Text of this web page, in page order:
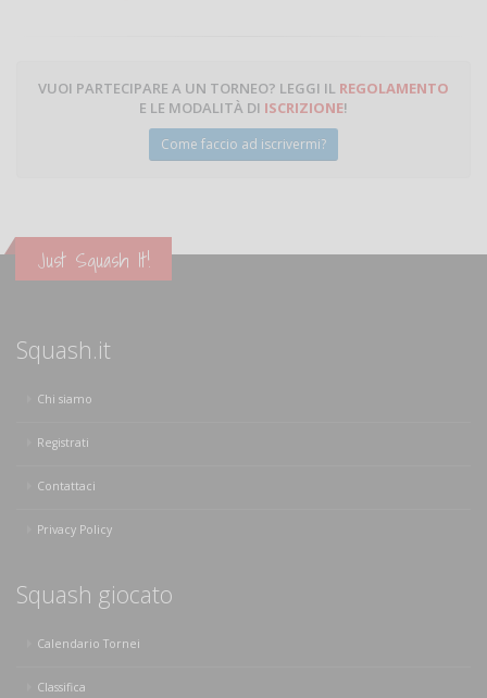
VUOI PARTECIPARE A UN TORNEO? LEGGI IL REGOLAMENTO
E LE MODALITÀ DI ISCRIZIONE!
Come faccio ad iscrivermi?
Just Squash It!
Squash.it
Chi siamo
Registrati
Contattaci
Privacy Policy
Squash giocato
Calendario Tornei
Classifica